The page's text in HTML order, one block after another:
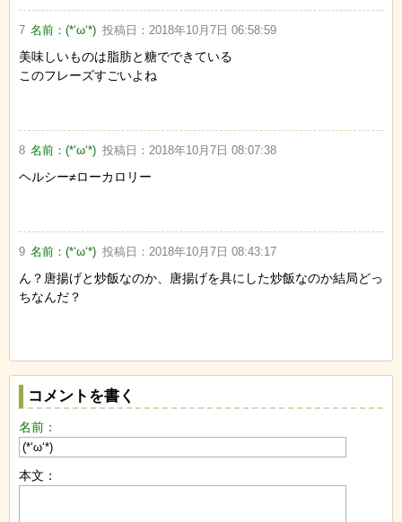
7 名前：(*‘ω‘*) 投稿日： 2018年10月7日 06:58:59
美味しいものは脂肪と糖でできている
このフレーズすごいよね
8 名前：(*‘ω‘*) 投稿日： 2018年10月7日 08:07:38
ヘルシー≠ローカロリー
9 名前：(*‘ω‘*) 投稿日： 2018年10月7日 08:43:17
ん？唐揚げと炒飯なのか、唐揚げを具にした炒飯なのか結局どっ
ちなんだ？
コメントを書く
名前：
本文：